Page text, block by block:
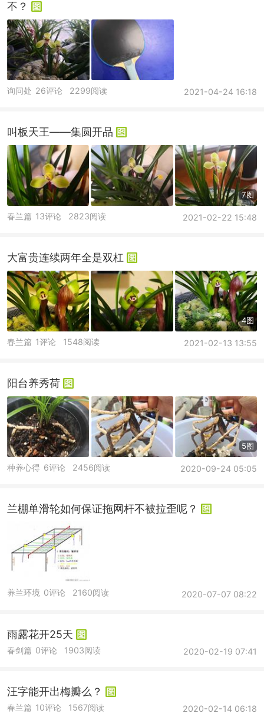
不？
询问处 2021-04-24 16:18
26评论 2299阅读
叫板天王——集圆开品
7图
春兰篇 2021-02-22 15:48
13评论 2823阅读
大富贵连续两年全是双杠
4图
春兰篇 2021-02-13 13:55
1评论 1548阅读
阳台养秀荷
5图
种养心得 2020-09-24 05:05
6评论 2456阅读
兰棚单滑轮如何保证拖网杆不被拉歪呢？
养兰环境 2020-07-07 08:22
0评论 2160阅读
雨露花开25天
春剑篇 2020-02-19 07:41
0评论 1903阅读
汪字能开出梅瓣么？
春兰篇 2020-02-14 06:18
10评论 1567阅读